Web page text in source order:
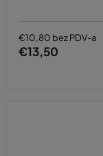
€10,80 bez PDV-a
€13,50